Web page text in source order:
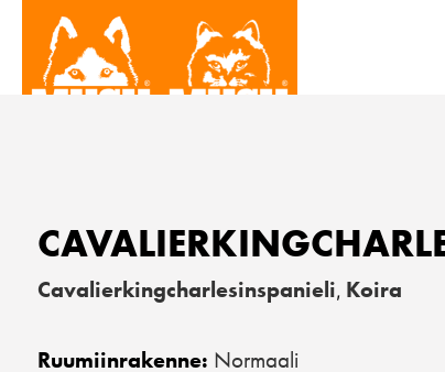
Cavalierkingcharlesinspanieli, Koira
Ruumiinrakenne: Normaali